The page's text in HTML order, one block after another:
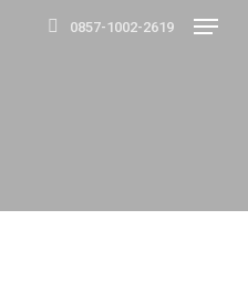
0857-1002-2619 Menu